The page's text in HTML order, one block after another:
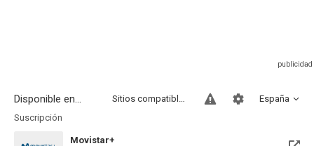
Disponible en... España
Sitios compatibles
Suscripción
Movistar+